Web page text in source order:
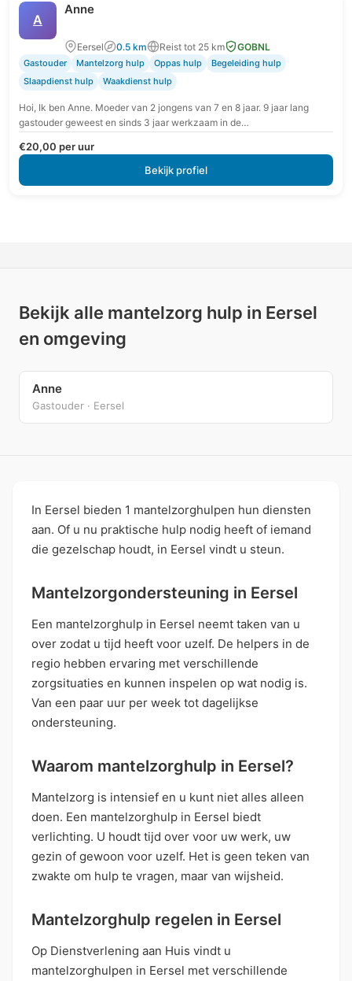
A
Anne
Eersel 0.5 km Reist tot 25 km GOBNL
Gastouder Mantelzorg hulp Oppas hulp
Begeleiding hulp
Slaapdienst hulp
Waakdienst hulp
Hoi, Ik ben Anne. Moeder van 2 jongens van 7 en 8 jaar. 9 jaar lang
gastouder geweest en sinds 3 jaar werkzaam in de…
€20,00 per uur
Bekijk profiel
Bekijk alle mantelzorg hulp in Eersel
en omgeving
Anne
Gastouder · Eersel
In Eersel bieden 1 mantelzorghulpen hun diensten
aan. Of u nu praktische hulp nodig heeft of iemand
die gezelschap houdt, in Eersel vindt u steun.
Mantelzorgondersteuning in Eersel
Een mantelzorghulp in Eersel neemt taken van u
over zodat u tijd heeft voor uzelf. De helpers in de
regio hebben ervaring met verschillende
zorgsituaties en kunnen inspelen op wat nodig is.
Van een paar uur per week tot dagelijkse
ondersteuning.
Waarom mantelzorghulp in Eersel?
Mantelzorg is intensief en u kunt niet alles alleen
doen. Een mantelzorghulp in Eersel biedt
verlichting. U houdt tijd over voor uw werk, uw
gezin of gewoon voor uzelf. Het is geen teken van
zwakte om hulp te vragen, maar van wijsheid.
Mantelzorghulp regelen in Eersel
Op Dienstverlening aan Huis vindt u
mantelzorghulpen in Eersel met verschillende